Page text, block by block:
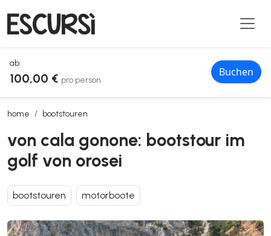
ab:
100,00 € pro person
Buchen
home bootstouren
von cala gonone: bootstour im golf von orosei
von cala gonone: bootstour im
golf von orosei
bootstouren motorboote